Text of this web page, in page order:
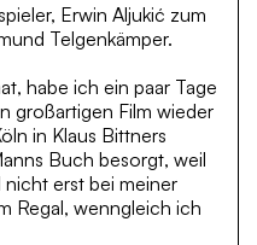
Erwin Aljukić zum
Telgenkämper.
habe ich ein paar Tage
großartigen Film wieder
in Klaus Bittners
Buch besorgt, weil
erst bei meiner
Regal, wenngleich ich